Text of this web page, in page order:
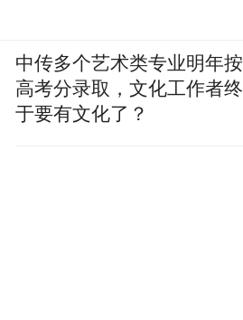
中传多个艺术类专业明年按
高考分录取，文化工作者终
于要有文化了？